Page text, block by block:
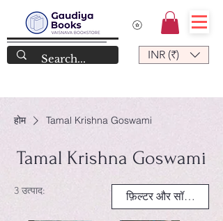
INR (₹)
होम Tamal Krishna Goswami
Tamal Krishna Goswami
3 उत्पाद: फ़िल्टर और सॉर्ट करें